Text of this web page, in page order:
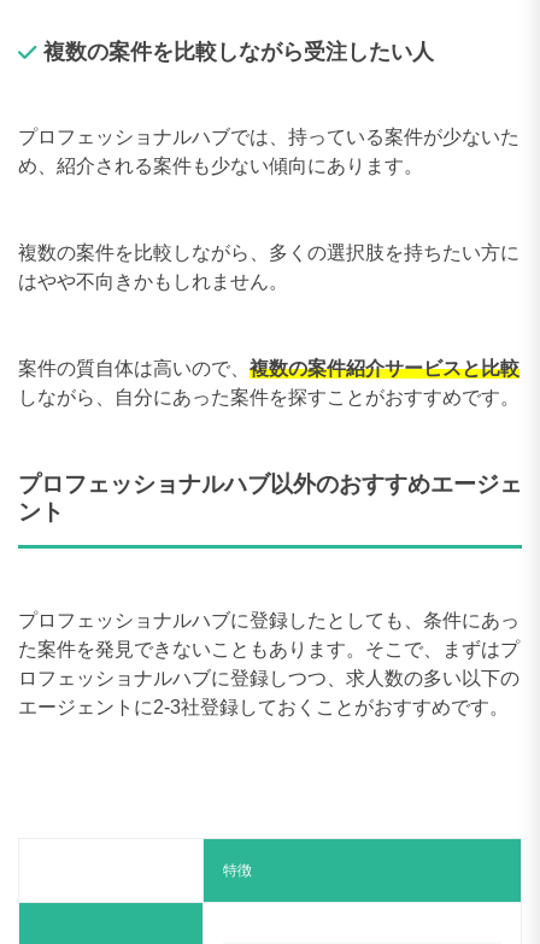
複数の案件を比較しながら受注したい人
プロフェッショナルハブでは、持っている案件が少ないた
め、紹介される案件も少ない傾向にあります。
複数の案件を比較しながら、多くの選択肢を持ちたい方に
はやや不向きかもしれません。
案件の質自体は高いので、 複数の案件紹介サービスと比較
しながら、自分にあった案件を探すことがおすすめです。
プロフェッショナルハブ以外のおすすめエージェ
ント
プロフェッショナルハブに登録したとしても、条件にあっ
た案件を発見できないこともあります。そこで、まずはプ
ロフェッショナルハブに登録しつつ、求人数の多い以下の
エージェントに2-3社登録しておくことがおすすめです。
特徴